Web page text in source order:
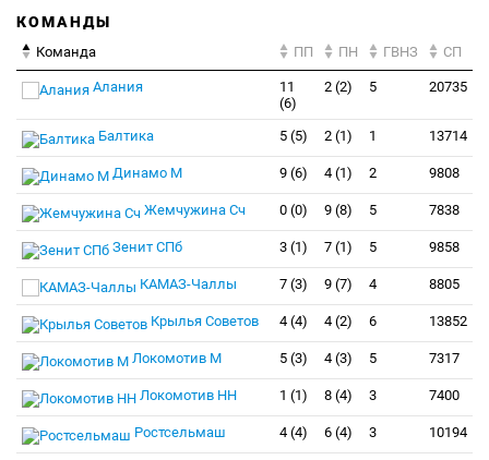
КОМАНДЫ
Команда ПП ПН ГВНЗ СП
Алания
11
(6)
2 (2) 5 20735
Балтика 5 (5) 2 (1) 1 13714
Динамо М 9 (6) 4 (1) 2 9808
Жемчужина Сч 0 (0) 9 (8) 5 7838
Зенит СПб 3 (1) 7 (1) 5 9858
КАМАЗ-Чаллы 7 (3) 9 (7) 4 8805
Крылья Советов 4 (4) 4 (2) 6 13852
Локомотив М 5 (3) 4 (3) 5 7317
Локомотив НН 1 (1) 8 (4) 3 7400
Ростсельмаш 4 (4) 6 (4) 3 10194